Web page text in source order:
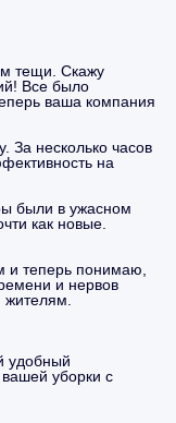
тещи. Скажу
Все было
ваша компания
За несколько часов
на
были в ужасном
как новые.
и теперь понимаю,
и нервов
удобный
уборки с